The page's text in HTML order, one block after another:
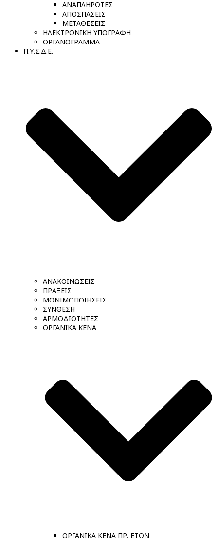
ΑΝΑΠΛΗΡΩΤΕΣ
ΑΠΟΣΠΑΣΕΙΣ
ΜΕΤΑΘΕΣΕΙΣ
ΗΛΕΚΤΡΟΝΙΚΗ ΥΠΟΓΡΑΦΗ
ΟΡΓΑΝΟΓΡΑΜΜΑ
Π.Υ.Σ.Δ.Ε.
ΑΝΑΚΟΙΝΩΣΕΙΣ
ΠΡΑΞΕΙΣ
ΜΟΝΙΜΟΠΟΙΗΣΕΙΣ
ΣΥΝΘΕΣΗ
ΑΡΜΟΔΙΟΤΗΤΕΣ
ΟΡΓΑΝΙΚΑ ΚΕΝΑ
ΟΡΓΑΝΙΚΑ ΚΕΝΑ ΠΡ. ΕΤΩΝ